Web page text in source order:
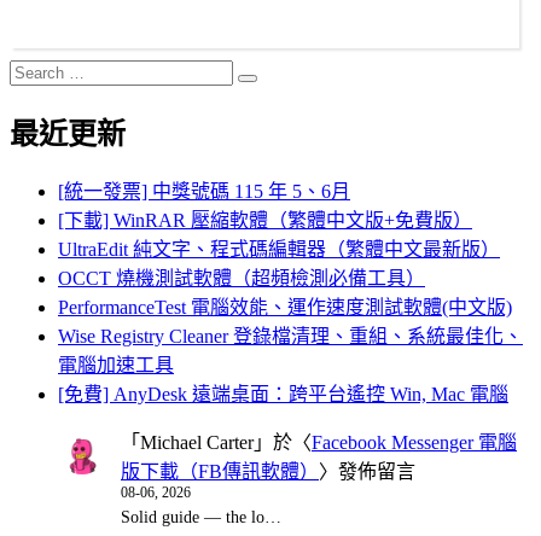
Search
for:
Search
最近更新
[統一發票] 中獎號碼 115 年 5、6月
[下載] WinRAR 壓縮軟體（繁體中文版+免費版）
UltraEdit 純文字、程式碼編輯器（繁體中文最新版）
OCCT 燒機測試軟體（超頻檢測必備工具）
PerformanceTest 電腦效能、運作速度測試軟體(中文版)
Wise Registry Cleaner 登錄檔清理、重組、系統最佳化、
電腦加速工具
[免費] AnyDesk 遠端桌面：跨平台遙控 Win, Mac 電腦
「 Michael Carter」於〈Facebook Messenger 電腦
版下載（FB傳訊軟體） 〉發佈留言
08-06, 2026
Solid guide — the lo…